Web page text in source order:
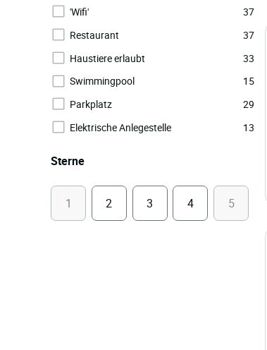
'Wifi'
37
Restaurant
37
Haustiere erlaubt
33
Swimmingpool
15
Parkplatz
29
Elektrische Anlegestelle
13
Sterne
1 2 3 4 5